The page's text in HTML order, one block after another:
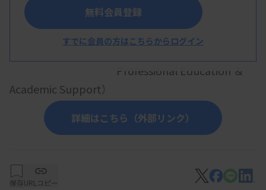
・内容：不規則抗体検査と交差適合試験
齋藤大輔先生（オーソクリニカルダイアグノ
Professional Education ＆
Academic Support）
【参加費・定員など】
・参加費：青臨技会員 無料、非会員 6000円
詳細はこちら（外部リンク）
無料会員登録
すでに会員の方はこちらからログイン
保存URLコピー